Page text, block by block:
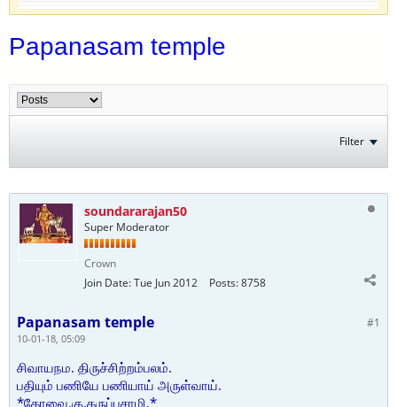
Papanasam temple
Filter
soundararajan50
Super Moderator
Crown
Join Date:Tue Jun 2012 Posts:8758
#1
Papanasam temple
10-01-18, 05:09
சிவாயநம. திருச்சிற்றம்பலம்.
பதியும் பணியே பணியாய் அருள்வாய்.
*கோவை.கு.கருப்பசாமி.*